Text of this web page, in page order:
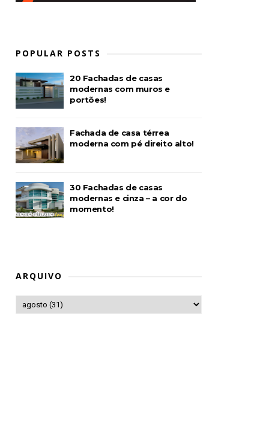
POPULAR POSTS
20 Fachadas de casas
modernas com muros e
portões!
Fachada de casa térrea
moderna com pé direito alto!
30 Fachadas de casas
modernas e cinza – a cor do
momento!
ARQUIVO